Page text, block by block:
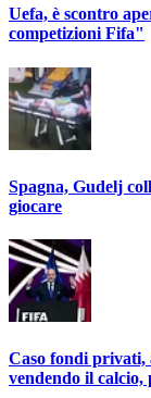
Uefa, è scontro
competizioni Fifa"
Spagna, Gudelj
giocare
Caso fondi
vendendo il